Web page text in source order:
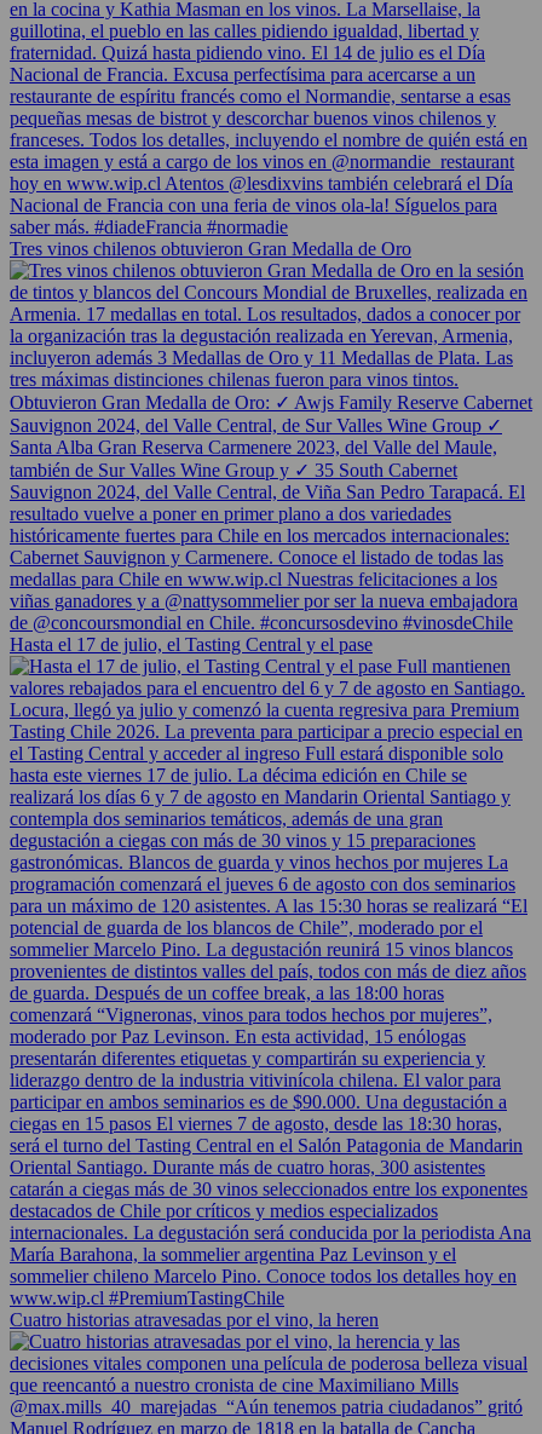
Tres vinos chilenos obtuvieron Gran Medalla de Oro
Hasta el 17 de julio, el Tasting Central y el pase
Cuatro historias atravesadas por el vino, la heren